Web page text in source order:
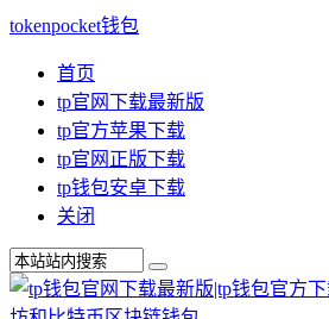
tokenpocket钱包
首页
tp官网下载最新版
tp官方苹果下载
tp官网正版下载
tp钱包安卓下载
关闭